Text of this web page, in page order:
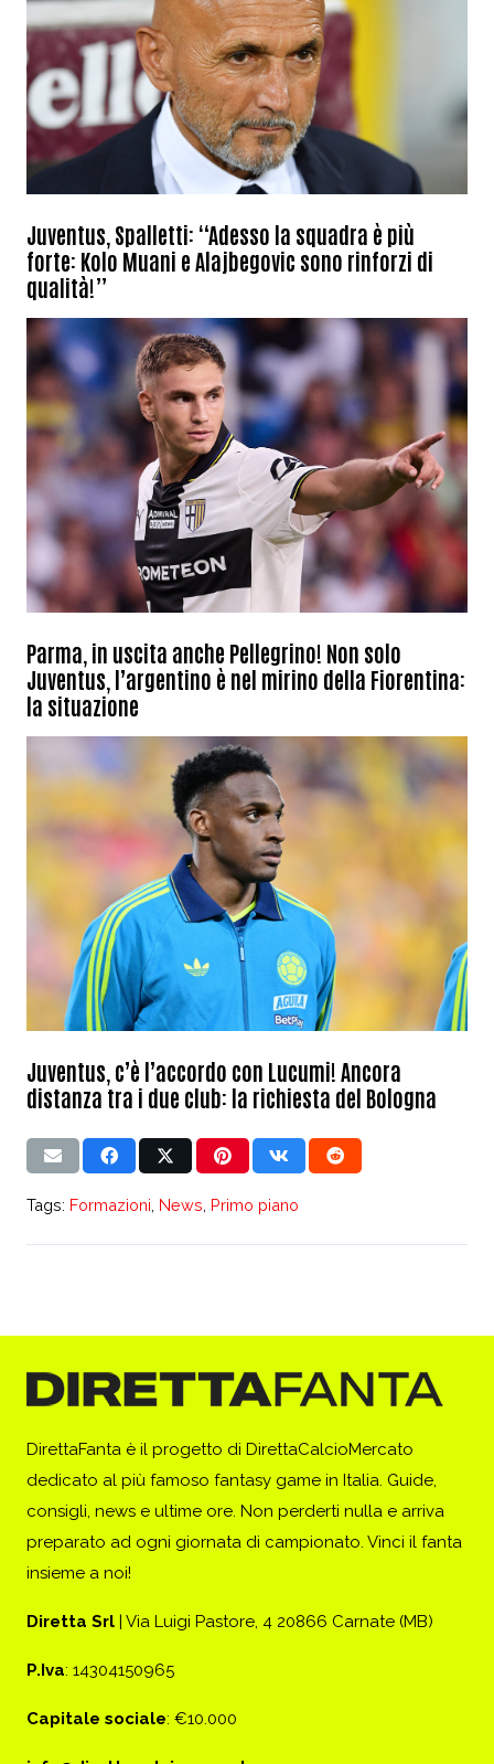
Juventus, Spalletti: “Adesso la squadra è più
forte: Kolo Muani e Alajbegovic sono rinforzi di
qualità!”
Parma, in uscita anche Pellegrino! Non solo
Juventus, l’argentino è nel mirino della Fiorentina:
la situazione
Juventus, c’è l’accordo con Lucumi! Ancora
distanza tra i due club: la richiesta del Bologna
Tags: Formazioni News Primo piano
DirettaFanta è il progetto di DirettaCalcioMercato
dedicato al più famoso fantasy game in Italia. Guide,
consigli, news e ultime ore. Non perderti nulla e arriva
preparato ad ogni giornata di campionato. Vinci il fanta
insieme a noi!
Diretta Srl | Via Luigi Pastore, 4 20866 Carnate (MB)
P.Iva: 14304150965
Capitale sociale: €10.000